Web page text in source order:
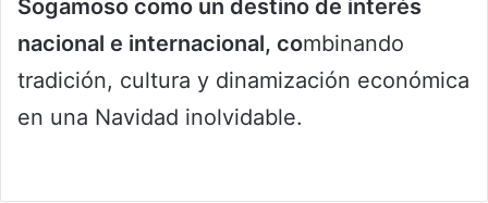
Sogamoso como un destino de interés
nacional e internacional, combinando
tradición, cultura y dinamización económica
en una Navidad inolvidable.